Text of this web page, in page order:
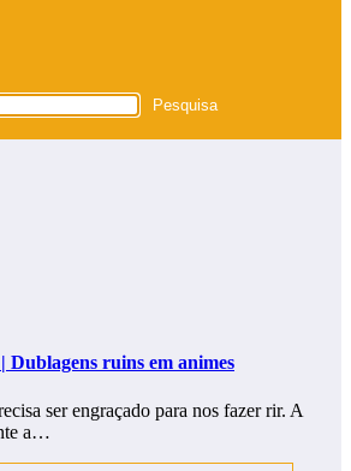
Dublagens ruins em animes
ser engraçado para nos fazer rir. A
a…